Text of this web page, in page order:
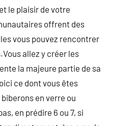
le plaisir de votre
offrent des
vous pouvez rencontrer
allez y créer les
la majeure partie de sa
ce dont vous êtes
en verre ou
en prédire 6 ou 7, si